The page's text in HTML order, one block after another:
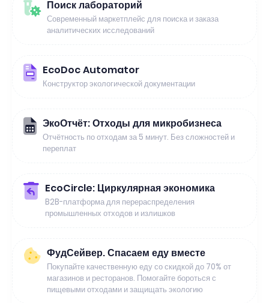
Поиск лабораторий
Современный маркетплейс для поиска и заказа
аналитических исследований
EcoDoc Automator
Конструктор экологической документации
ЭкоОтчёт: Отходы для микробизнеса
Отчётность по отходам за 5 минут. Без сложностей и
переплат
EcoCircle: Циркулярная экономика
B2B-платформа для перераспределения
промышленных отходов и излишков
ФудСейвер. Спасаем еду вместе
Покупайте качественную еду со скидкой до 70% от
магазинов и ресторанов. Помогайте бороться с
пищевыми отходами и защищать экологию